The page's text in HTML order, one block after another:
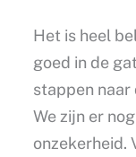
Het is heel
goed in de
stappen naar
We zijn er
onzekerheid.